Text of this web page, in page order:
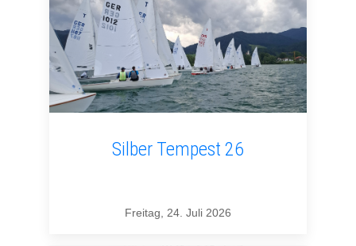
Silber Tempest 26
Freitag, 24. Juli 2026